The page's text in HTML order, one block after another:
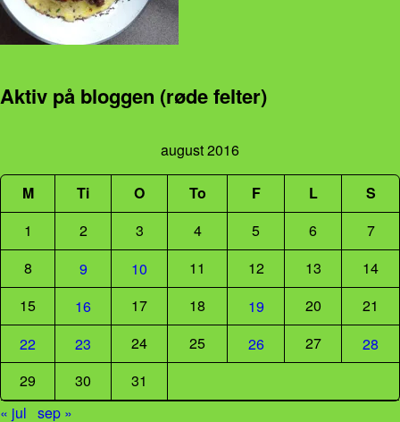
Aktiv på bloggen (røde felter)
august 2016
M Ti O To F L
S
1
2 3 4 5 6
7
8
9 10 11 12 13
14
15
16 17 18 19 20
21
22
23 24 25 26 27
28
29
30
31
« jul sep »